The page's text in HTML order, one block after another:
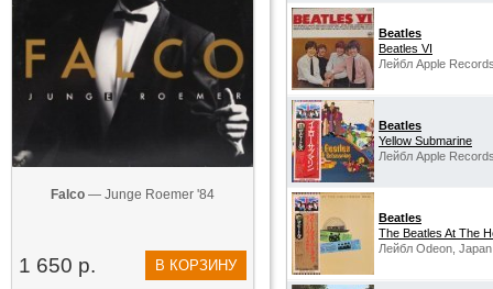
Falco — Junge Roemer '84
1 650 р. В КОРЗИНУ
Beatles
Beatles VI
Лейбл Apple
Beatles
Yellow Submarine
Лейбл Apple
Beatles
The Beatles At The
Лейбл Odeon,